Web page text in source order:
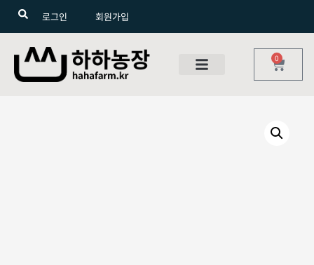
로그인 회원가입
0